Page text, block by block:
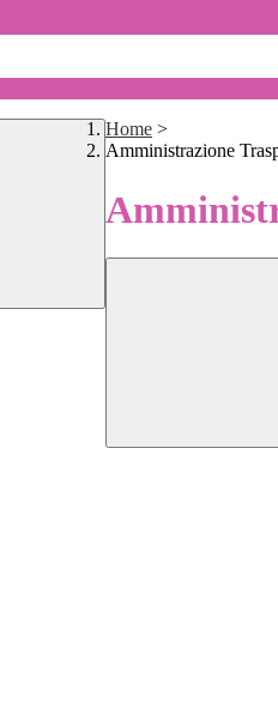
Home >
Amministrazione